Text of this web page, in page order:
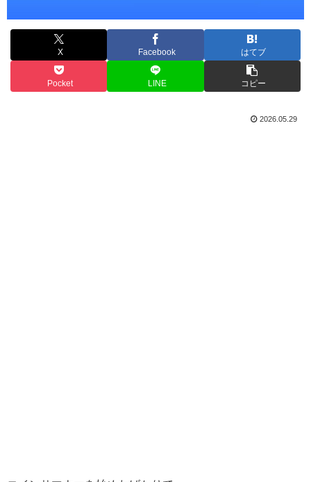
X Facebook はてブ
Pocket LINE コピー
2026.05.29